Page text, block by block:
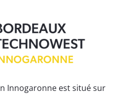
Innogaronne est situé sur